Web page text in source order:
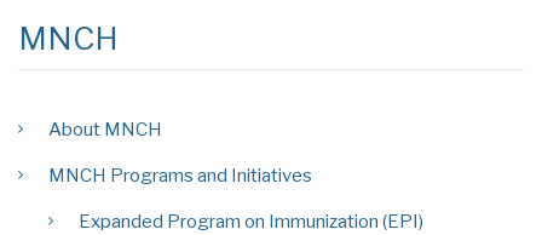
MNCH
About MNCH
MNCH Programs and Initiatives
Expanded Program on Immunization (EPI)